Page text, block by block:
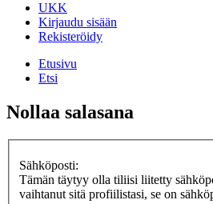
UKK
Kirjaudu sisään
Rekisteröidy
Etusivu
Etsi
Nollaa salasana
Sähköposti:
Tämän täytyy olla tiliisi liitetty
vaihtanut sitä profiilistasi, se on